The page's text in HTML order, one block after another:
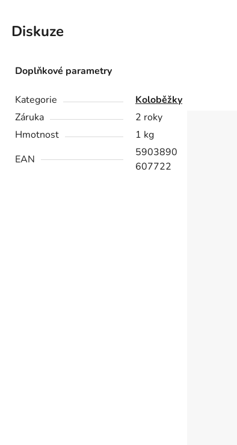
Diskuze
Doplňkové parametry
Kategorie
Koloběžky
Záruka
2 roky
Hmotnost
1 kg
EAN
5903890
607722